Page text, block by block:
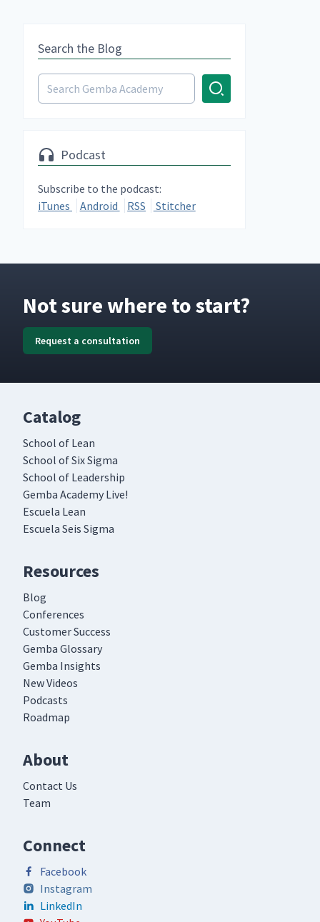
Search the Blog
Podcast
Subscribe to the podcast:
iTunes
Android RSS Stitcher
Not sure where to start?
Request a consultation
Catalog
School of Lean
School of Six Sigma
School of Leadership
Gemba Academy Live!
Escuela Lean
Escuela Seis Sigma
Resources
Blog
Conferences
Customer Success
Gemba Glossary
Gemba Insights
New Videos
Podcasts
Roadmap
About
Contact Us
Team
Connect
Facebook
Instagram
LinkedIn